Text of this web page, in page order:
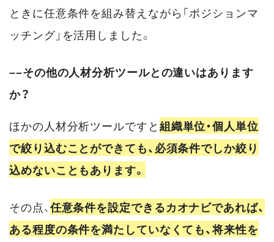
ときに任意条件を組み替えながら「ポジションマ
ッチング」を活用しました。
––その他の人材分析ツールとの違いはあります
か？
ほかの人材分析ツールですと組織単位・個人単位
で絞り込むことができても、必須条件でしか絞り
込めないこともあります。
その点、任意条件を設定できるカオナビであれば、
ある程度の条件を満たしていなくても、将来性を